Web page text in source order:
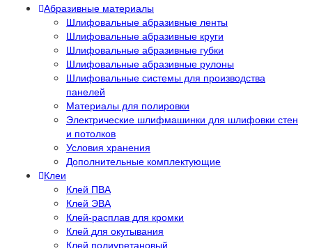
Абразивные материалы
Шлифовальные абразивные ленты
Шлифовальные абразивные круги
Шлифовальные абразивные губки
Шлифовальные абразивные рулоны
Шлифовальные системы для производства
панелей
Материалы для полировки
Электрические шлифмашинки для шлифовки стен
и потолков
Условия хранения
Дополнительные комплектующие
Клеи
Клей ПВА
Клей ЭВА
Клей-расплав для кромки
Клей для окутывания
Клей полиуретановый